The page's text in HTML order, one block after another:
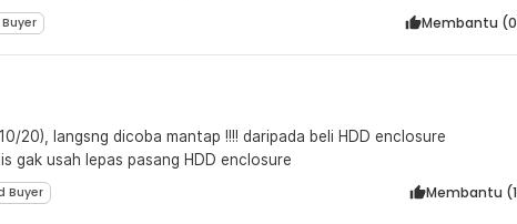
Membantu (0
20), langsng dicoba mantap !!!! daripada beli HDD enclosure
gak usah lepas pasang HDD enclosure
Buyer Membantu (1